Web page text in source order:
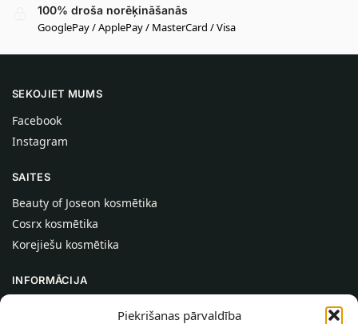
Piekrišanas pārvaldība
100% droša norēķināšanās
GooglePay / ApplePay / MasterCard / Visa
SEKOJIET MUMS
Facebook
Instagram
SAITES
Beauty of Joseon kosmētika
Cosrx kosmētika
Korejiešu kosmētika
INFORMĀCIJA